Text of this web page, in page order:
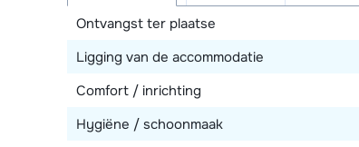
Ontvangst ter plaatse
Ligging van de accommodatie
Comfort / inrichting
Hygiëne / schoonmaak